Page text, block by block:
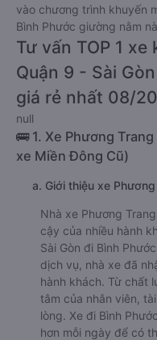
vào chương trình khuyến
Bình Phước giường nằm
Tư vấn TOP 1
Quận 9 - Sài
giá rẻ nhất 08/
null
🚌 1. Xe Phương
xe Miền Đông Cũ)
a. Giới thiệu xe
Nhà xe Phương
cậy của nhiều hành
Sài Gòn đi Bình
dịch vụ, nhà xe đã
hành khách. Từ chất
tâm của nhân viên,
lòng. Xe đi Bình
hơn mỗi ngày để có